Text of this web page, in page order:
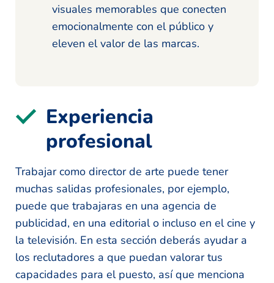
visuales memorables que conecten
emocionalmente con el público y
eleven el valor de las marcas.
Experiencia
profesional
Trabajar como director de arte puede tener
muchas salidas profesionales, por ejemplo,
puede que trabajaras en una agencia de
publicidad, en una editorial o incluso en el cine y
la televisión. En esta sección deberás ayudar a
los reclutadores a que puedan valorar tus
capacidades para el puesto, así que menciona